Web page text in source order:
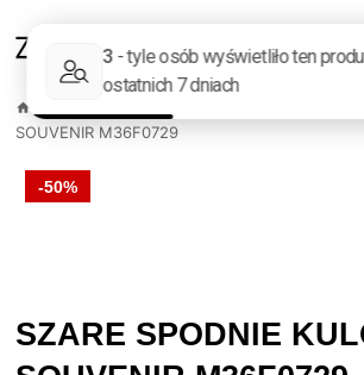
treści
SOUVENIR M36F0729
-50%
SZARE SPODNIE